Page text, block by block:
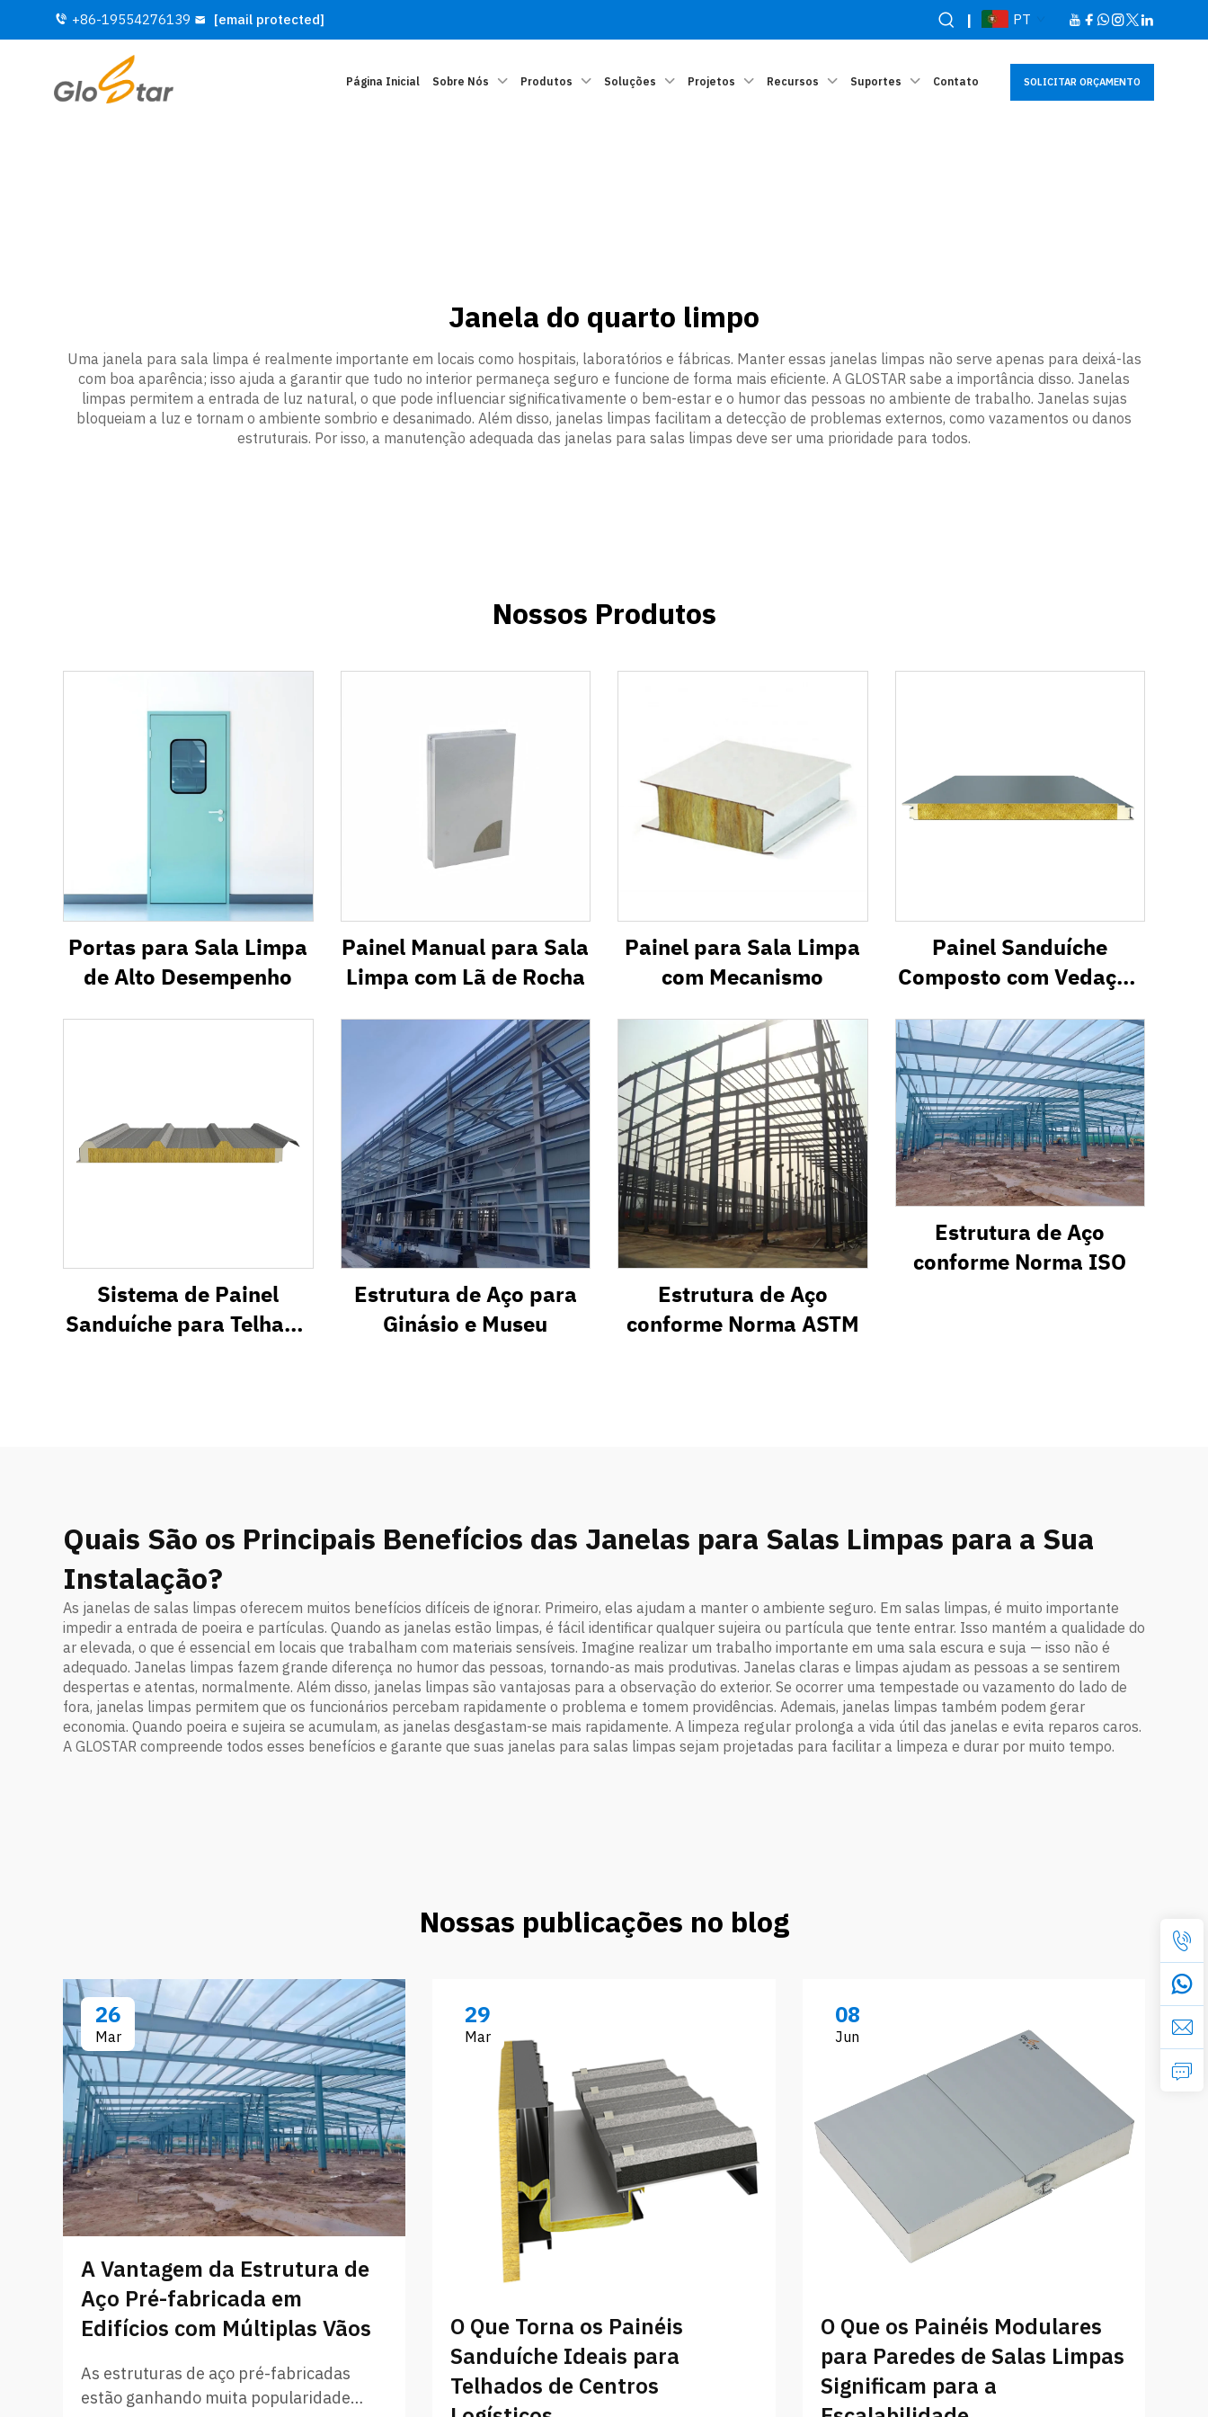
+86-19554276139 [email protected] | PT
Página Inicial Sobre Nós Produtos Soluções Projetos Recursos Suportes Contato SOLICITAR ORÇAMENTO
Janela do quarto limpo
Uma janela para sala limpa é realmente importante em locais como hospitais, laboratórios e fábricas. Manter essas janelas limpas não serve apenas para deixá-las
com boa aparência; isso ajuda a garantir que tudo no interior permaneça seguro e funcione de forma mais eficiente. A GLOSTAR sabe a importância disso. Janelas
limpas permitem a entrada de luz natural, o que pode influenciar significativamente o bem-estar e o humor das pessoas no ambiente de trabalho. Janelas sujas
bloqueiam a luz e tornam o ambiente sombrio e desanimado. Além disso, janelas limpas facilitam a detecção de problemas externos, como vazamentos ou danos
estruturais. Por isso, a manutenção adequada das janelas para salas limpas deve ser uma prioridade para todos.
Nossos Produtos
Portas para Sala Limpa
de Alto Desempenho
Painel Manual para Sala
Limpa com Lã de Rocha
Painel para Sala Limpa
com Mecanismo
Painel Sanduíche
Composto com Vedação
Sistema de Painel
Sanduíche para Telhado
Estrutura de Aço para
Ginásio e Museu
Estrutura de Aço
conforme Norma ASTM
Estrutura de Aço
conforme Norma ISO
Quais São os Principais Benefícios das Janelas para Salas Limpas para a Sua
Instalação?
As janelas de salas limpas oferecem muitos benefícios difíceis de ignorar. Primeiro, elas ajudam a manter o ambiente seguro. Em salas limpas, é muito importante
impedir a entrada de poeira e partículas. Quando as janelas estão limpas, é fácil identificar qualquer sujeira ou partícula que tente entrar. Isso mantém a qualidade do
ar elevada, o que é essencial em locais que trabalham com materiais sensíveis. Imagine realizar um trabalho importante em uma sala escura e suja — isso não é
adequado. Janelas limpas fazem grande diferença no humor das pessoas, tornando-as mais produtivas. Janelas claras e limpas ajudam as pessoas a se sentirem
despertas e atentas, normalmente. Além disso, janelas limpas são vantajosas para a observação do exterior. Se ocorrer uma tempestade ou vazamento do lado de
fora, janelas limpas permitem que os funcionários percebam rapidamente o problema e tomem providências. Ademais, janelas limpas também podem gerar
economia. Quando poeira e sujeira se acumulam, as janelas desgastam-se mais rapidamente. A limpeza regular prolonga a vida útil das janelas e evita reparos caros.
A GLOSTAR compreende todos esses benefícios e garante que suas janelas para salas limpas sejam projetadas para facilitar a limpeza e durar por muito tempo.
Nossas publicações no blog
26
Mar
A Vantagem da Estrutura de
Aço Pré-fabricada em
Edifícios com Múltiplas Vãos
As estruturas de aço pré-fabricadas
estão ganhando muita popularidade
29
Mar
O Que Torna os Painéis
Sanduíche Ideais para
Telhados de Centros
08
Jun
O Que os Painéis Modulares
para Paredes de Salas Limpas
Significam para a